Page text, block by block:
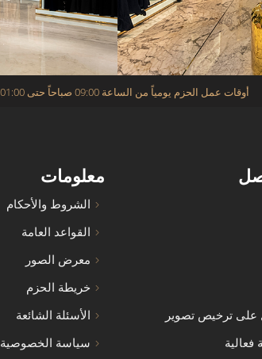
أوقات عمل الحزم يومياً من الساعة 09:00 صباحاً حتى 01:00 فجرا
ترخيص تصوير
معلومات
الشروط والأحكام
القواعد العامة
معرض الصور
خريطة الحزم
الأسئلة الشائعة
سياسة الخصوصية